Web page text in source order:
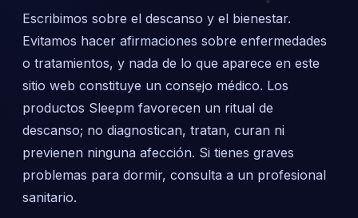
Escribimos sobre el descanso y el bienestar.
Evitamos hacer afirmaciones sobre enfermedades
o tratamientos, y nada de lo que aparece en este
sitio web constituye un consejo médico. Los
productos Sleepm favorecen un ritual de
descanso; no diagnostican, tratan, curan ni
previenen ninguna afección. Si tienes graves
problemas para dormir, consulta a un profesional
sanitario.